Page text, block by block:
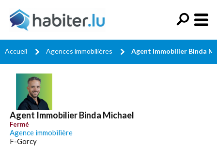
Accueil Agences immobilières Agent Immobilier Binda
Agent Immobilier Binda Michael
Fermé
Agence immobilière
F-Gorcy